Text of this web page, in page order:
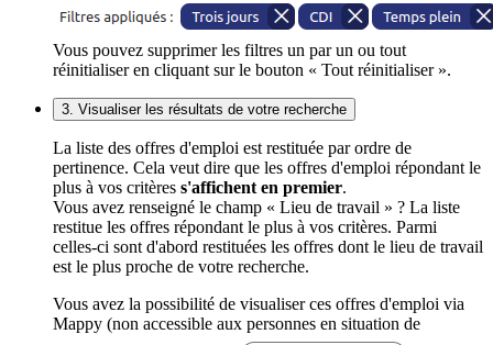
Vous pouvez supprimer les filtres un par un ou tout
réinitialiser en cliquant sur le bouton « Tout réinitialiser ».
3. Visualiser les résultats de votre recherche
La liste des offres d'emploi est restituée par ordre de
pertinence. Cela veut dire que les offres d'emploi répondant le
plus à vos critères s'affichent en premier.
Vous avez renseigné le champ « Lieu de travail » ? La liste
restitue les offres répondant le plus à vos critères. Parmi
celles-ci sont d'abord restituées les offres dont le lieu de travail
est le plus proche de votre recherche.
Vous avez la possibilité de visualiser ces offres d'emploi via
Mappy (non accessible aux personnes en situation de